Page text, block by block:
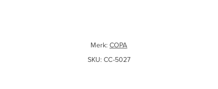
Merk: COPA
SKU: CC-5027